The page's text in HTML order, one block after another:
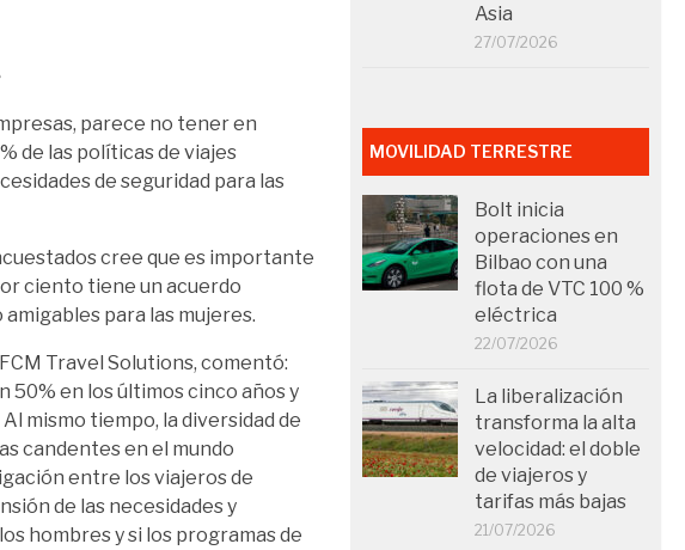
parece no tener en
de las políticas de viajes
de seguridad para las
cree que es importante
ciento tiene un acuerdo
para las mujeres.
Travel Solutions, comentó:
50% en los últimos cinco años y
mismo tiempo, la diversidad de
candentes en el mundo
entre los viajeros de
de las necesidades y
hombres y si los programas de
Asia
27/07/2026
MOVILIDAD TERRESTRE
Bolt inicia
operaciones en
Bilbao con una
flota de VTC 100 %
eléctrica
22/07/2026
La liberalización
transforma la alta
velocidad: el doble
de viajeros y
tarifas más bajas
21/07/2026